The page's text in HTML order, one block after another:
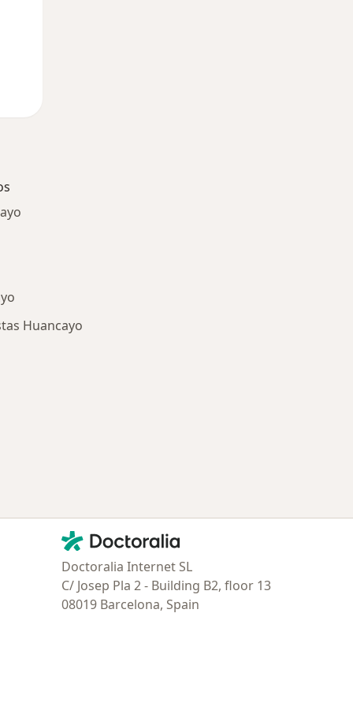
Huancayo
Contacto
Doctoralia - Página de inicio
Doctoralia Internet SL
C/ Josep Pla 2 - Building B2, floor 13
08019 Barcelona, Spain